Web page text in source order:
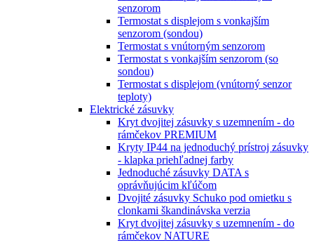
senzorom
Termostat s displejom s vonkajším
senzorom (sondou)
Termostat s vnútorným senzorom
Termostat s vonkajším senzorom (so
sondou)
Termostat s displejom (vnútorný senzor
teploty)
Elektrické zásuvky
Kryt dvojitej zásuvky s uzemnením - do
rámčekov PREMIUM
Kryty IP44 na jednoduchý prístroj zásuvky
- klapka priehľadnej farby
Jednoduché zásuvky DATA s
oprávňujúcim kľúčom
Dvojité zásuvky Schuko pod omietku s
clonkami škandinávska verzia
Kryt dvojitej zásuvky s uzemnením - do
rámčekov NATURE